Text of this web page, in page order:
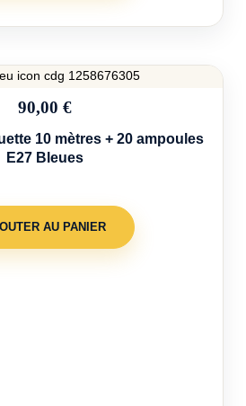
90,00 €
10 mètres + 20 ampoules
E27 Bleues
AU PANIER